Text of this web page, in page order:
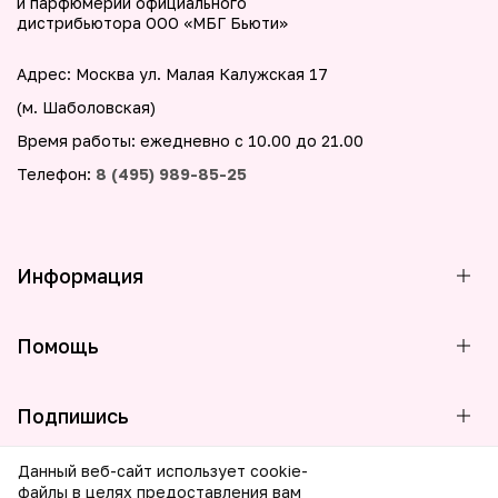
дистрибьютора ООО «МБГ Бьюти»
Адрес: Москва ул. Малая Калужская 17
(м. Шаболовская)
Время работы: ежедневно с 10.00 до 21.00
Телефон: 8 (495) 989-85-25
Информация
Помощь
Подпишись
Данный веб-сайт использует cookie-
файлы в целях предоставления вам